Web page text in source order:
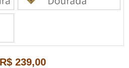
R$ 239,00